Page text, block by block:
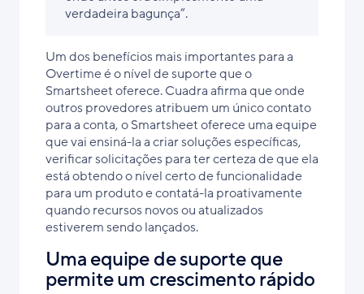
verdadeira bagunça”.
Um dos benefícios mais importantes para a
Overtime é o nível de suporte que o
Smartsheet oferece. Cuadra afirma que onde
outros provedores atribuem um único contato
para a conta, o Smartsheet oferece uma equipe
que vai ensiná-la a criar soluções específicas,
verificar solicitações para ter certeza de que ela
está obtendo o nível certo de funcionalidade
para um produto e contatá-la proativamente
quando recursos novos ou atualizados
estiverem sendo lançados.
Uma equipe de suporte que
permite um crescimento rápido